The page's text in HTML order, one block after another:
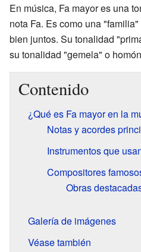
En música, Fa mayor es una
nota Fa. Es como una
bien juntos. Su tonalidad
su tonalidad "gemela" o
Contenido
¿Qué es Fa mayor en la
Notas y acordes
Instrumentos que
Compositores
Obras
Galería de imágenes
Véase también